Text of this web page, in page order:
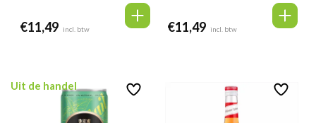
€11,49 incl. btw €11,49 incl. btw
Uit de handel